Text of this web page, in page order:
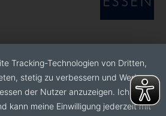
Tracking-Technologien von Dritten,
stetig zu verbessern und Werbung
der Nutzer anzuzeigen. Ich bin
kann meine Einwilligung jederzeit mit